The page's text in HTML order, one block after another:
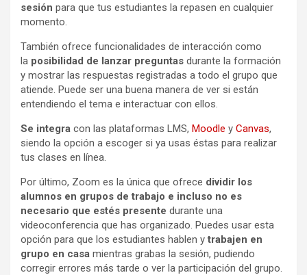
sesión para que tus estudiantes la repasen en cualquier
momento.
También ofrece funcionalidades de interacción como
la posibilidad de lanzar preguntas durante la formación
y mostrar las respuestas registradas a todo el grupo que
atiende. Puede ser una buena manera de ver si están
entendiendo el tema e interactuar con ellos.
Se integra con las plataformas LMS, Moodle y Canvas,
siendo la opción a escoger si ya usas éstas para realizar
tus clases en línea.
Por último, Zoom es la única que ofrece dividir los
alumnos en grupos de trabajo e incluso no es
necesario que estés presente durante una
videoconferencia que has organizado. Puedes usar esta
opción para que los estudiantes hablen ytrabajen en
grupo en casa mientras grabas la sesión, pudiendo
corregir errores más tarde o ver la participación del grupo.